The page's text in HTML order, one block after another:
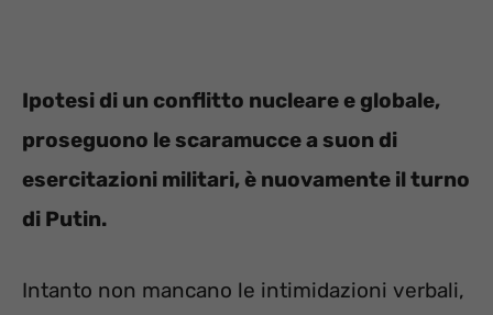
Ipotesi di un conflitto nucleare e globale,
proseguono le scaramucce a suon di
esercitazioni militari, è nuovamente il turno
di Putin.
Intanto non mancano le intimidazioni verbali,